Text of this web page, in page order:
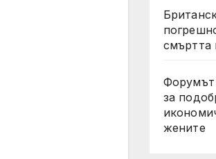
смъртта
за
жените